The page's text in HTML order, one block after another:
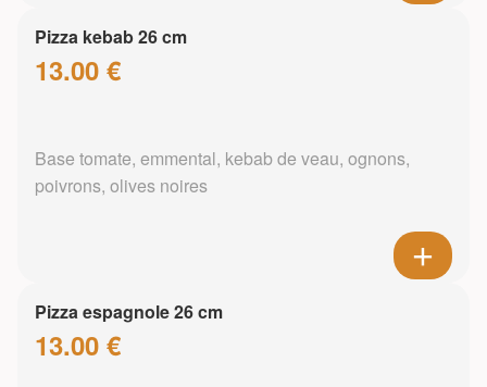
Pizza kebab 26 cm
13.00 €
Base tomate, emmental, kebab de veau, ognons,
poivrons, olives noires
Pizza espagnole 26 cm
13.00 €